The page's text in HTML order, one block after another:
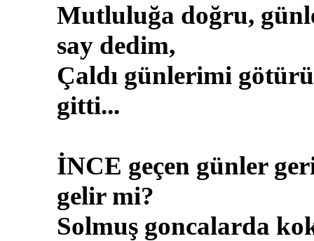
Mutluluğa doğru,
say dedim,
Çaldı günlerimi
gitti...
İNCE geçen günler
gelir mi?
Solmuş goncalarda